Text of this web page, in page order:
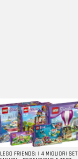
LEGO FRIENDS: I 4 MIGLIORI SET